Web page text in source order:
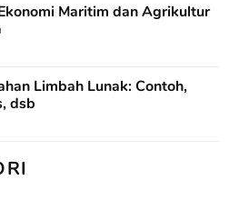
Maritim dan Agrikultur
Limbah Lunak: Contoh,
dsb